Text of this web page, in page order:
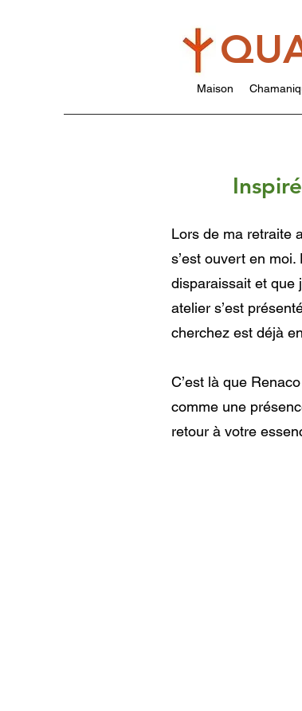
Maison
Lors de ma retraite
s’est ouvert en
disparaissait et que
atelier s’est
cherchez est déjà
C’est là que
comme une
retour à votre